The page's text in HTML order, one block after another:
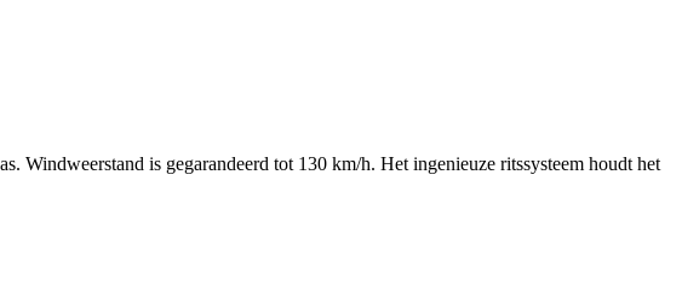
is gegarandeerd tot 130 km/h. Het ingenieuze ritssysteem houdt het